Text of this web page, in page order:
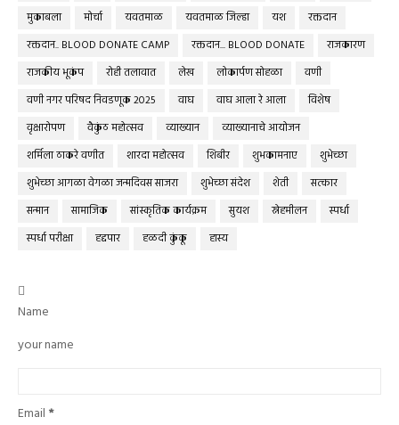
मुकाबला
मोर्चा यवतमाळ यवतमाळ जिल्हा यश
रक्तदान
रक्तदान.. BLOOD DONATE CAMP
रक्तदान... BLOOD DONATE
राजकारण
राजकीय भूकंप
रोही तलावात लेख लोकार्पण सोहळा
वणी
वणी नगर परिषद निवडणूक 2025
वाघ वाघ आला रे आला
विशेष
वृक्षारोपण
वैकुंठ महोत्सव व्याख्यान
व्याख्यानाचे आयोजन
शर्मिला ठाकरे वणीत
शारदा महोत्सव शिबीर शुभकामनाए
शुभेच्छा
शुभेच्छा आगळा वेगळा जन्मदिवस साजरा
शुभेच्छा संदेश शेती
सत्कार
सन्मान
सामाजिक सांस्कृतिक कार्यक्रम सुयश स्नेहमीलन
स्पर्धा
स्पर्धा परीक्षा
हद्दपार हळदी कुंकू हास्य

Name
your name
Email *